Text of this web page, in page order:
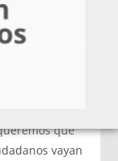
de la UE en la
Objetivos de
y
que
vayan